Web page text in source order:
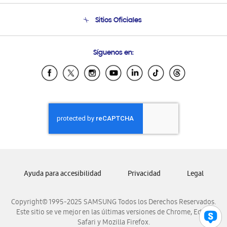
Condiciones de Compra
Soporte vía eMail
Sitios Oficiales
Samsung Ecuador
Samsung El Salvador
Samsung Honduras
Samsung Nicaragua
Samsung Panamá
Samsung Venezuela
Síguenos en:
Copyright© 1995-2025 SAMSUNG Todos los Derechos Reservados.
Este sitio se ve mejor en las últimas versiones de Chrome, Edge,
Safari y Mozilla Firefox.
Ayuda para accesibilidad Privacidad Legal